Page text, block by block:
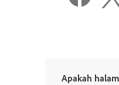
Apakah